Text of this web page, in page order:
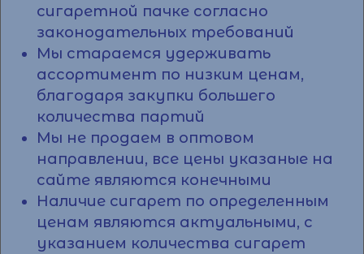
сигаретной пачке согласно
законодательных требований
Мы стараемся удерживать
ассортимент по низким ценам,
благодаря закупки большего
количества партий
Мы не продаем в оптовом
направлении, все цены указаные на
сайте являются конечными
Наличие сигарет по определенным
ценам являются актуальными, с
указанием количества сигарет